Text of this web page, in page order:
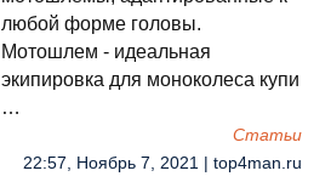
любой форме головы.
Мотошлем - идеальная
экипировка для моноколеса купи
…
Cтатьи
22:57, Ноябрь 7, 2021 | top4man.ru